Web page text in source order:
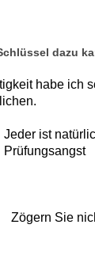
dazu
habe ich
Jeder ist
Prüfungsangst
Zögern Sie